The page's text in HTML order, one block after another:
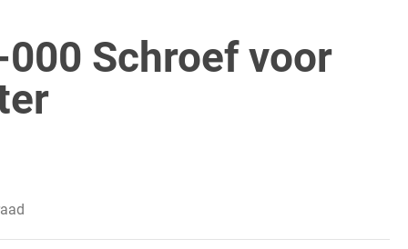
Schroef voor